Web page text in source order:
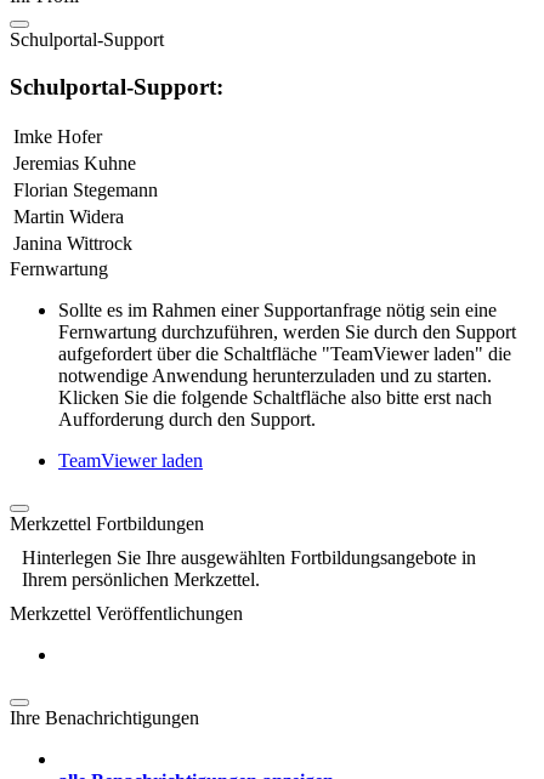
Schulportal-Support
Schulportal-Support:
Imke Hofer
Jeremias Kuhne
Florian Stegemann
Martin Widera
Janina Wittrock
Fernwartung
Sollte es im Rahmen einer Supportanfrage nötig sein eine
Fernwartung durchzuführen, werden Sie durch den Support
aufgefordert über die Schaltfläche "TeamViewer laden" die
notwendige Anwendung herunterzuladen und zu starten.
Klicken Sie die folgende Schaltfläche also bitte erst nach
Aufforderung durch den Support.
TeamViewer laden
Merkzettel Fortbildungen
Hinterlegen Sie Ihre ausgewählten Fortbildungsangebote in
Ihrem persönlichen Merkzettel.
Merkzettel Veröffentlichungen
Ihre Benachrichtigungen